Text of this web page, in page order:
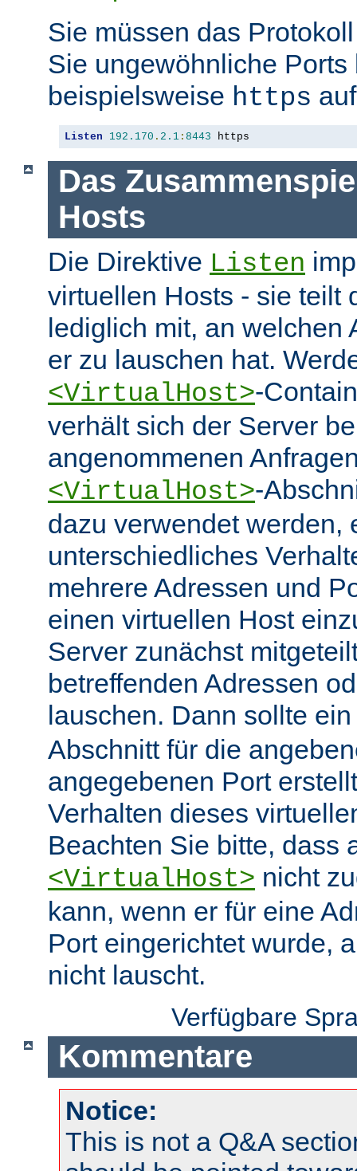
Sie müssen das
Sie ungewöhnliche Ports
beispielsweise https
Listen 192.170 . 2.1 : 8443 https
Das
Hosts
Die Direktive Listen
virtuellen Hosts - sie teilt
lediglich mit, an welchen
er zu lauschen hat.
<VirtualHost>-
verhält sich der Server
angenommenen
<VirtualHost>-
dazu verwendet werden,
unterschiedliches
mehrere Adressen und
einen virtuellen Host
Server zunächst
betreffenden Adressen
lauschen. Dann sollte
Abschnitt für die
angegebenen Port
Verhalten dieses
Beachten Sie bitte, dass
<VirtualHost> nicht
kann, wenn er für eine
Port eingerichtet wurde,
nicht lauscht.
Verfügbare
Kommentare
Notice:
This is not a Q&A